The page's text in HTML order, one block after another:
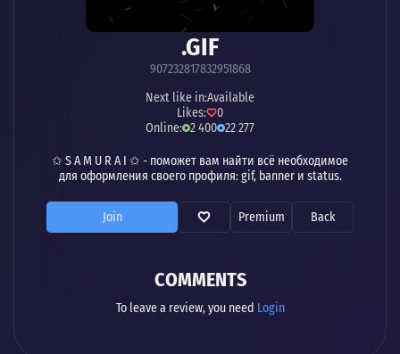
.GIF
907232817832951868
Next like in:Available
Likes:
0
Online: 2 400 22 277
✩ S A M U R A I ✩ - поможет вам найти всё необходимое
для оформления своего профиля: gif, banner и status.
Join Premium Back
COMMENTS
To leave a review, you need Login